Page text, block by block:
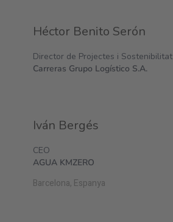
Héctor Benito Serón
Director de Projectes i Sostenibilitat
Carreras Grupo Logístico S.A.
Iván Bergés
CEO
AGUA KMZERO
Barcelona, Espanya